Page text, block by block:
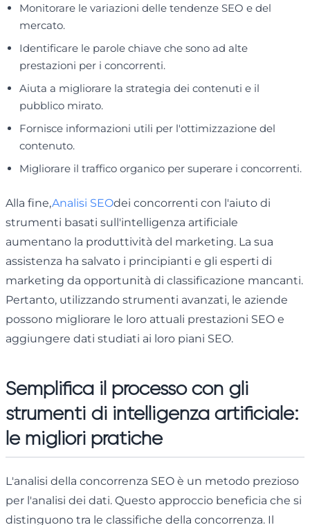
Monitorare le variazioni delle tendenze SEO e del
mercato.
Identificare le parole chiave che sono ad alte
prestazioni per i concorrenti.
Aiuta a migliorare la strategia dei contenuti e il
pubblico mirato.
Fornisce informazioni utili per l'ottimizzazione del
contenuto.
Migliorare il traffico organico per superare i concorrenti.
Alla fine,Analisi SEOdei concorrenti con l'aiuto di
strumenti basati sull'intelligenza artificiale
aumentano la produttività del marketing. La sua
assistenza ha salvato i principianti e gli esperti di
marketing da opportunità di classificazione mancanti.
Pertanto, utilizzando strumenti avanzati, le aziende
possono migliorare le loro attuali prestazioni SEO e
aggiungere dati studiati ai loro piani SEO.
Semplifica il processo con gli
strumenti di intelligenza artificiale:
le migliori pratiche
L'analisi della concorrenza SEO è un metodo prezioso
per l'analisi dei dati. Questo approccio beneficia che si
distinguono tra le classifiche della concorrenza. Il